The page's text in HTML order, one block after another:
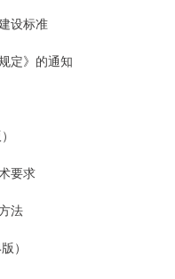
设标准
定》的通知
要求
法
）